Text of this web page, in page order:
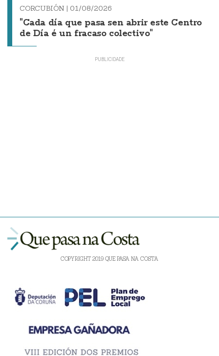
CORCUBIÓN | 01/08/2026
"Cada día que pasa sen abrir este Centro
de Día é un fracaso colectivo"
COPYRIGHT 2019 QUE PASA NA COSTA